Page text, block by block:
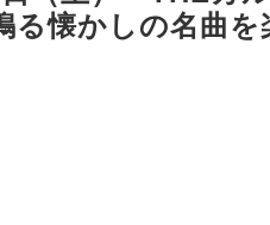
る懐かしの名曲を